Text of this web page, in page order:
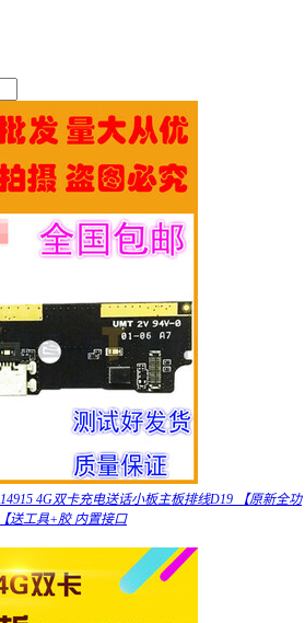
4G双卡充电送话小板主板排线D19 【原新全功
送工具+胶 内置接口